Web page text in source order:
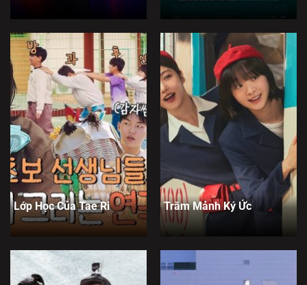
Lớp Học Của Tae Ri Trăm Mảnh Ký Ức